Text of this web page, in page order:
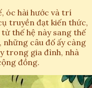
óc hài hước và trí
truyền đạt kiến thức,
thế hệ này sang thế
những câu đố ấy càng
trong gia đình, nhà
đồng.